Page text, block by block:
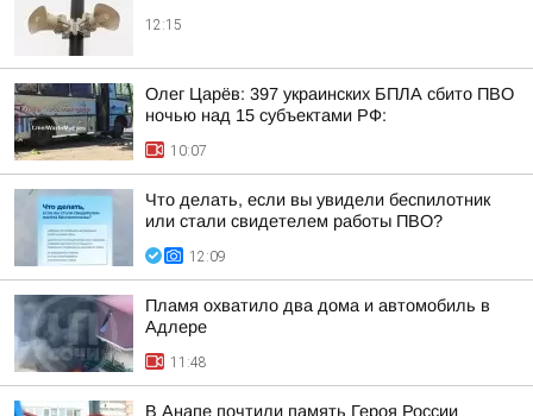
12:15
Олег Царёв: 397 украинских БПЛА сбито ПВО
ночью над 15 субъектами РФ:
10:07
Что делать, если вы увидели беспилотник
или стали свидетелем работы ПВО?
12:09
Пламя охватило два дома и автомобиль в
Адлере
11:48
В Анапе почтили память Героя России